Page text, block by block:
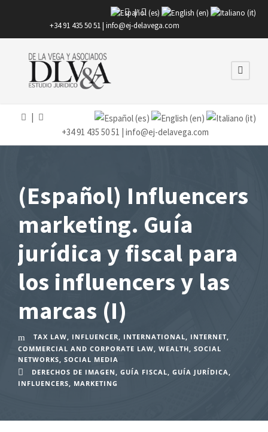
|
+34 91 435 50 51 | info@ej-delavega.com
+34 91 435 50 51 | info@ej-delavega.com
(Español) Influencers
marketing. Guía
jurídica y fiscal para
los influencers y las
marcas (I)
TAX LAW, INFLUENCER, INTERNATIONAL, INTERNET,
COMMERCIAL AND CORPORATE LAW WEALTH SOCIAL
NETWORKS SOCIAL MEDIA
DERECHOS DE IMAGEN
GUÍA FISCAL GUÍA JURÍDICA
INFLUENCERS
MARKETING